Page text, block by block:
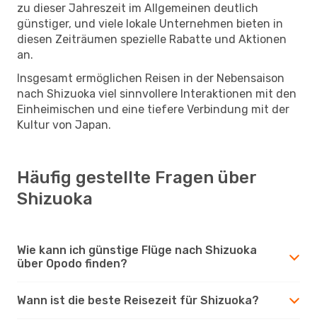
zu dieser Jahreszeit im Allgemeinen deutlich
günstiger, und viele lokale Unternehmen bieten in
diesen Zeiträumen spezielle Rabatte und Aktionen
an.
Insgesamt ermöglichen Reisen in der Nebensaison
nach Shizuoka viel sinnvollere Interaktionen mit den
Einheimischen und eine tiefere Verbindung mit der
Kultur von Japan.
Häufig gestellte Fragen über
Shizuoka
Wie kann ich günstige Flüge nach Shizuoka
über Opodo finden?
Wann ist die beste Reisezeit für Shizuoka?